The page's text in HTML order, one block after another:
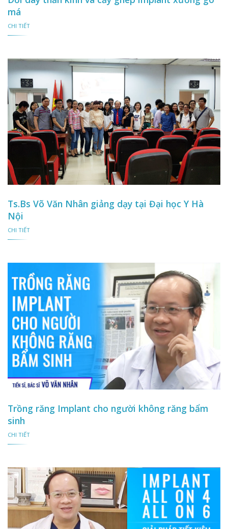
má
CHI TIẾT
Ts.Bs Võ Văn Nhân giảng dạy tại Đại học Y Hà
Nội
CHI TIẾT
Trồng răng Implant cho người không răng bẩm
sinh
CHI TIẾT